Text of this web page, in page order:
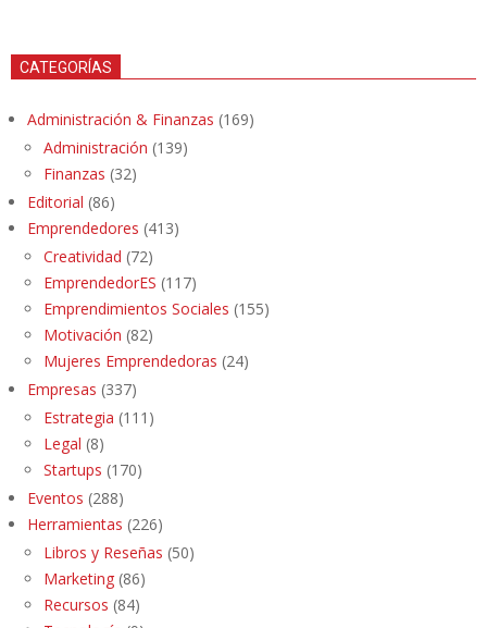
CATEGORÍAS
Administración & Finanzas (169)
Administración (139)
Finanzas (32)
Editorial (86)
Emprendedores (413)
Creatividad (72)
EmprendedorES (117)
Emprendimientos Sociales (155)
Motivación (82)
Mujeres Emprendedoras (24)
Empresas (337)
Estrategia (111)
Legal (8)
Startups (170)
Eventos (288)
Herramientas (226)
Libros y Reseñas (50)
Marketing (86)
Recursos (84)